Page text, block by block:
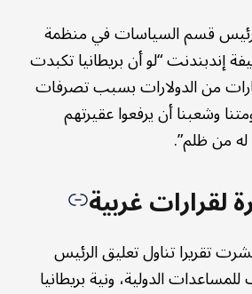
رئيس قسم السياسات في منظمة
إندبندنت “لو أن بريطانيا تكبدت
من الدولارات بسبب تصرفات
وشعبنا أن يرفعوا عقيرتهم
من ظلم”.
لقرارات غربية
تقريرا تناول تعليق الرئيس
الدولية، ونية بريطانيا